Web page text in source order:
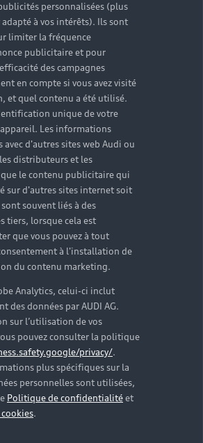
Audi
votre Audi bénéficie d'une
Nos spécialistes sont
technologies Audi pour vous
mesure. Profitez de nombreux
adaptés à chacun de vos
personnalisées (plus
à vos intérêts). Ils sont
limiter la fréquence
publicitaire et pour
des campagnes
en compte si vous avez visité
et quel contenu a été utilisé.
unique de votre
Les informations
avec d'autres sites web Audi ou
distributeurs et les
le contenu publicitaire qui
sur d'autres sites internet soit
souvent liés à des
tiers, lorsque cela est
que vous pouvez à tout
à l'installation de
du contenu marketing.
Analytics, celui-ci inclut
des données par AUDI AG.
sur l’utilisation de vos
pouvez consulter la politique
privacy/.
plus spécifiques sur la
personnelles sont utilisées,
Politique de confidentialitéet
.